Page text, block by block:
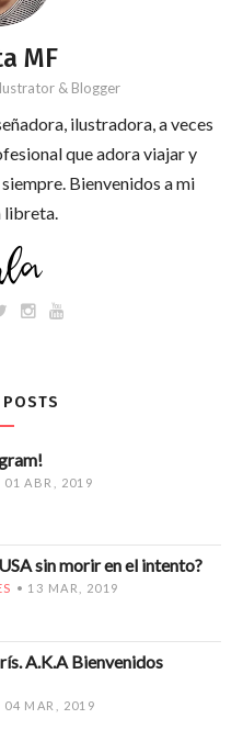
MF
& Blogger
ilustradora, a veces
que adora viajar y
Bienvenidos a mi
libreta.
POSTS
01 ABR, 2019
sin morir en el intento?
13 MAR, 2019
A.K.A Bienvenidos
04 MAR, 2019